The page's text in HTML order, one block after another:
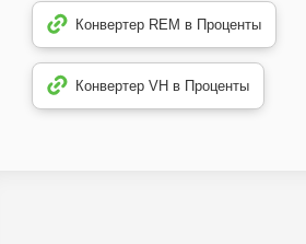
Конвертер REM в Проценты
Конвертер VH в Проценты